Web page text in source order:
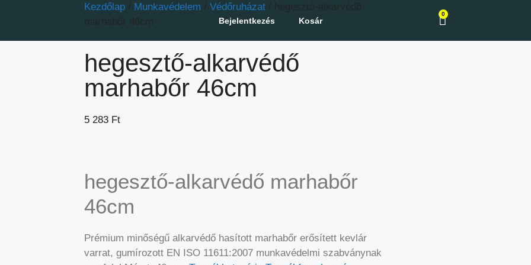
Bejelentkezés Kosár
0
Kezdőlap Munkavédelem Védőruházat / hegesztő-alkarvédő
marhabőr 46cm
hegesztő-alkarvédő
marhabőr 46cm
5 283 Ft
hegesztő-alkarvédő marhabőr
46cm
Prémium minőségű alkarvédő hasított marhabőr erősített kevlár
varrat, gumírozott EN ISO 11611:2007 munkavédelmi szabványnak